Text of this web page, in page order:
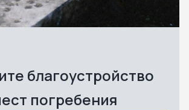
благоустройство
погребения